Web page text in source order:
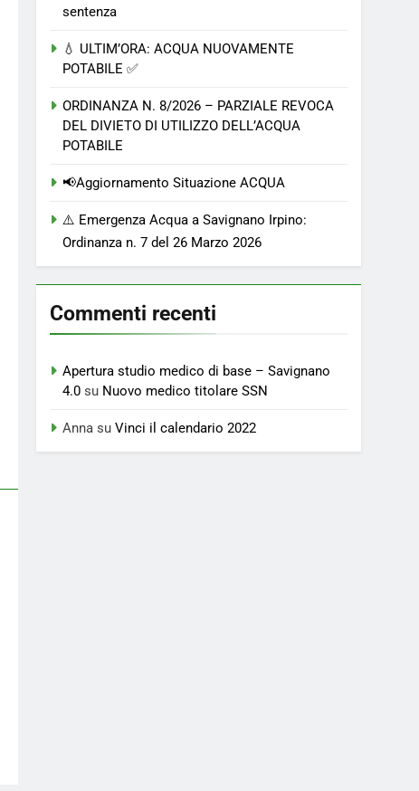
sentenza
💧 ULTIM’ORA: ACQUA NUOVAMENTE
POTABILE ✅
ORDINANZA N. 8/2026 – PARZIALE REVOCA
DEL DIVIETO DI UTILIZZO DELL’ACQUA
POTABILE
📢Aggiornamento Situazione ACQUA
⚠️ Emergenza Acqua a Savignano Irpino:
Ordinanza n. 7 del 26 Marzo 2026
Commenti recenti
Apertura studio medico di base – Savignano
4.0 su Nuovo medico titolare SSN
Anna suVinci il calendario 2022